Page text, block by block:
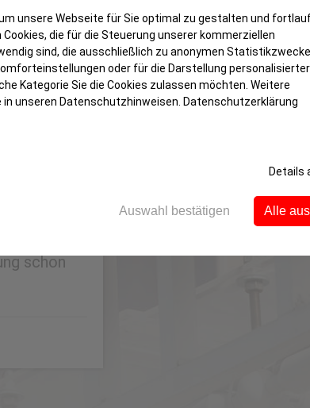
dem Ende
auch
es
So
schon
unsere Webseite für Sie optimal zu gestalten und
die für die Steuerung unserer kommerziellen
sind, die ausschließlich zu anonymen
oder für die Darstellung personalisierter
Kategorie Sie die Cookies zulassen möchten. Weitere
unseren Datenschutzhinweisen. Datenschutzerklärung
Details
Auswahl bestätigen Alle